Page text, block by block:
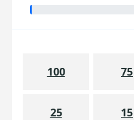
100 75
25 15